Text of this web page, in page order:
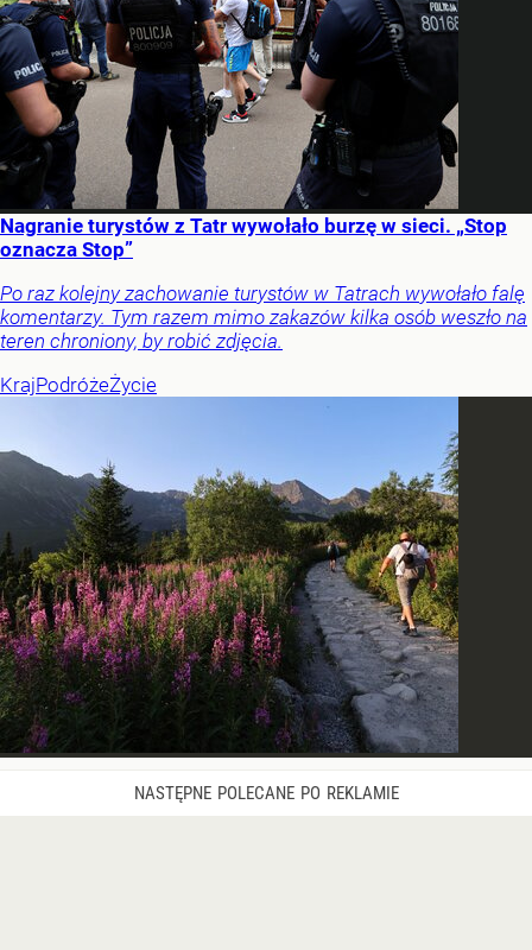
Nagranie turystów z Tatr wywołało burzę w sieci. „Stop
oznacza Stop”
Po raz kolejny zachowanie turystów w Tatrach wywołało falę
komentarzy. Tym razem mimo zakazów kilka osób weszło na
teren chroniony, by robić zdjęcia.
KrajPodróżeŻycie